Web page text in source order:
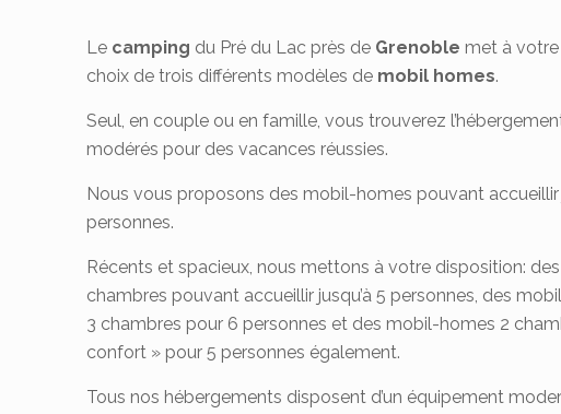
Le camping du Pré du Lac près de Grenoble met à
choix de trois différents modèles de mobil homes.
Seul, en couple ou en famille, vous trouverez
modérés pour des vacances réussies.
Nous vous proposons des mobil-homes pouvant accueillir
personnes.
Récents et spacieux, nous mettons à votre disposition:
chambres pouvant accueillir jusqu’à 5 personnes, des
3 chambres pour 6 personnes et des mobil-homes 2
confort » pour 5 personnes également.
Tous nos hébergements disposent d’un équipement